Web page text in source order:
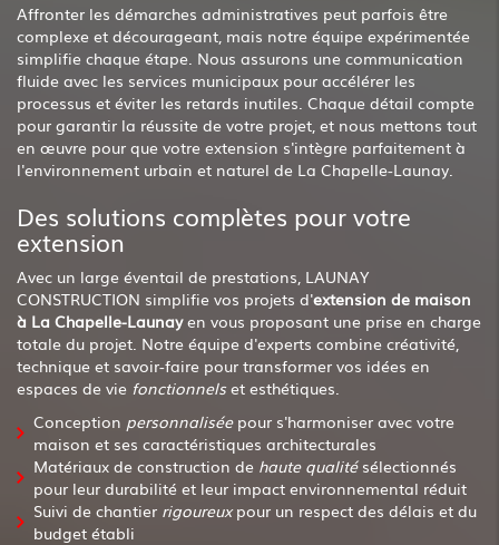
Affronter les démarches administratives peut parfois être
complexe et décourageant, mais notre équipe expérimentée
simplifie chaque étape. Nous assurons une communication
fluide avec les services municipaux pour accélérer les
processus et éviter les retards inutiles. Chaque détail compte
pour garantir la réussite de votre projet, et nous mettons tout
en œuvre pour que votre extension s'intègre parfaitement à
l'environnement urbain et naturel de La Chapelle-Launay.
Des solutions complètes pour votre
extension
Avec un large éventail de prestations, LAUNAY
CONSTRUCTION simplifie vos projets d'extension de maison
à La Chapelle-Launayen vous proposant une prise en charge
totale du projet. Notre équipe d'experts combine créativité,
technique et savoir-faire pour transformer vos idées en
espaces de vie fonctionnelset esthétiques.
Conception personnaliséepour s'harmoniser avec votre
maison et ses caractéristiques architecturales
Matériaux de construction de haute qualitésélectionnés
pour leur durabilité et leur impact environnemental réduit
Suivi de chantier rigoureuxpour un respect des délais et du
budget établi